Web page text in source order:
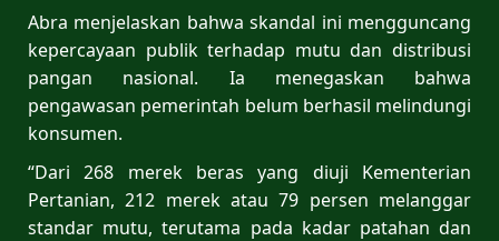
Abra menjelaskan bahwa skandal ini mengguncang
kepercayaan publik terhadap mutu dan distribusi
pangan nasional. Ia menegaskan bahwa
pengawasan pemerintah belum berhasil melindungi
konsumen.
“Dari 268 merek beras yang diuji Kementerian
Pertanian, 212 merek atau 79 persen melanggar
standar mutu, terutama pada kadar patahan dan